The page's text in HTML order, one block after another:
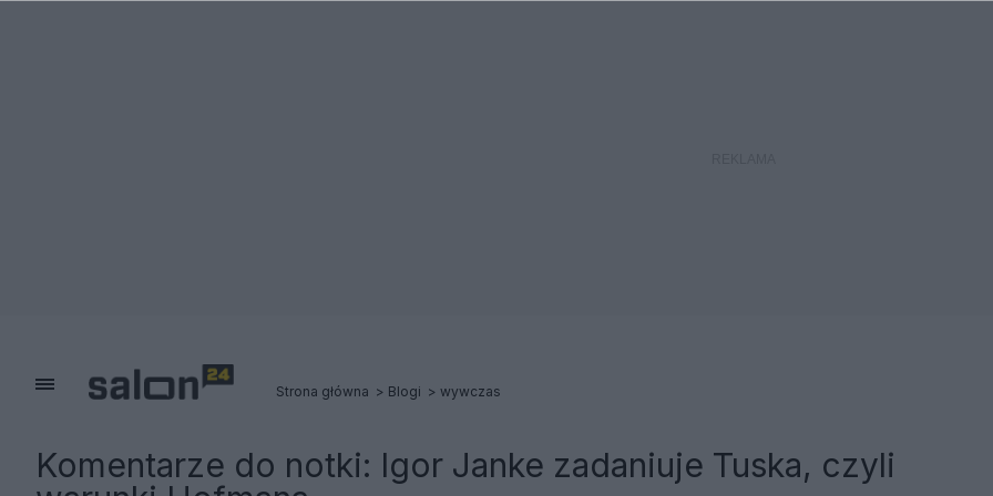
Strona główna Blogi wywczas
Komentarze do notki: Igor Janke zadaniuje Tuska, czyli